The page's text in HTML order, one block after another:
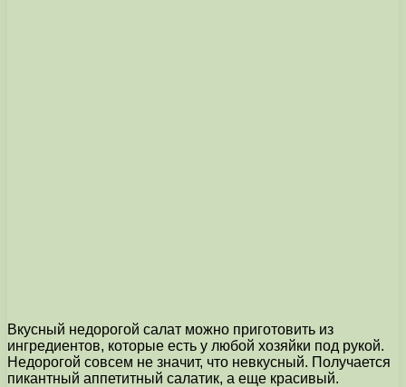
Вкусный недорогой салат можно приготовить из
ингредиентов, которые есть у любой хозяйки под рукой.
Недорогой совсем не значит, что невкусный. Получается
пикантный аппетитный салатик, а еще красивый.